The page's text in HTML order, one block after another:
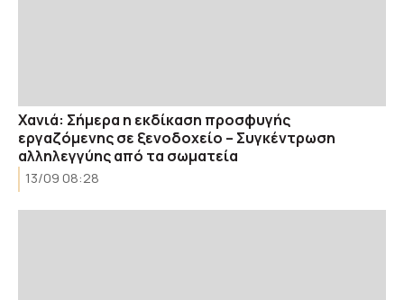
Χανιά: Σήμερα η εκδίκαση προσφυγής
εργαζόμενης σε ξενοδοχείο – Συγκέντρωση
αλληλεγγύης από τα σωματεία
13/09 08:28